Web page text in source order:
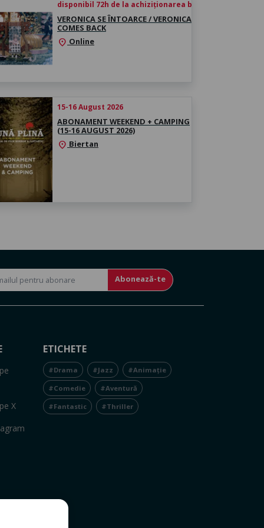
disponibil 72h de la achiziționarea biletului
VERONICA SE ÎNTOARCE / VERONICA
COMES BACK
location_on Online
15-16 August 2026
ABONAMENT WEEKEND + CAMPING
(15-16 AUGUST 2026)
location_on Biertan
Abonează-te
X
ETICHETE
#Drama #Jazz #Animație
#Comedie #Aventură
#Fantastic #Thriller